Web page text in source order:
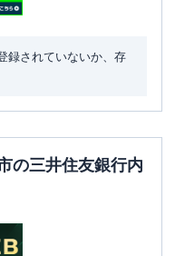
録されていないか、存
の三井住友銀行内